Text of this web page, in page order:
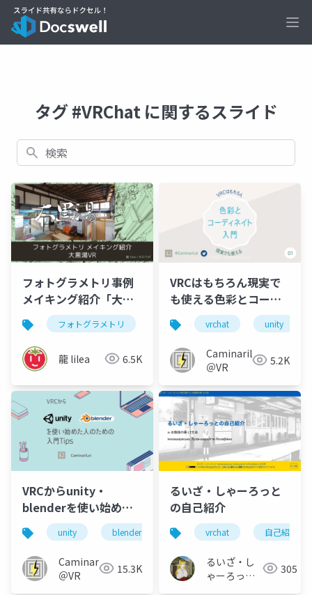
タグ #VRChat に関するスライド
検索
フォトグラメトリ事例
メイキング紹介「大黒
湯VR」フォトグラメトリ 3dデジタルアーカイブ
龍 lilea 6.5K
VRCはもちろん現実で
も使える色彩とコーデ
ィネイト入門
vrchat unity
CaminariLei
＠VR
5.2K
VRCからunity・
blenderを使い始めた
人のための入門Tips
unity blender vrchat vr
CaminariLei
＠VR
15.3K
るいざ・しゃーろっと
の自己紹介
vrchat 自己紹介
るいざ・し
ゃーろっと
305